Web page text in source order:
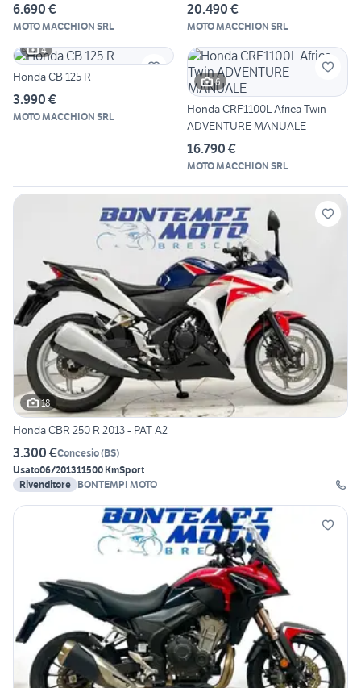
6.690 €
MOTO MACCHION SRL
20.490 €
MOTO MACCHION SRL
4
Honda CB 125 R
3.990 €
MOTO MACCHION SRL
6
Honda CRF1100L Africa Twin
ADVENTURE MANUALE
16.790 €
MOTO MACCHION SRL
18
Honda CBR 250 R 2013 - PAT A2
3.300 €Concesio(BS)
Usato06/201311500 KmSport
Rivenditore BONTEMPI MOTO